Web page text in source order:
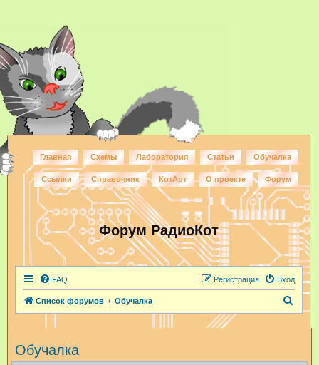
Главная Схемы Лаборатория Статьи Обучалка
Ссылки Справочник КотАрт О проекте Форум
Форум РадиоКот
FAQ Вход
Регистрация
Список форумов Обучалка
Обучалка